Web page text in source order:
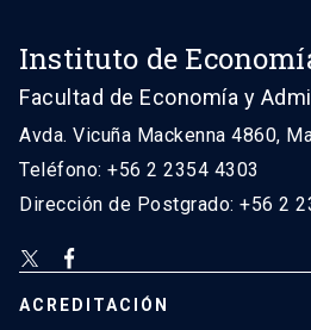
Instituto de
Facultad de Economía y
Avda. Vicuña Mackenna 4860,
Teléfono: +56 2 2354 4303
Dirección de Postgrado: +56 2
ACREDITACIÓN